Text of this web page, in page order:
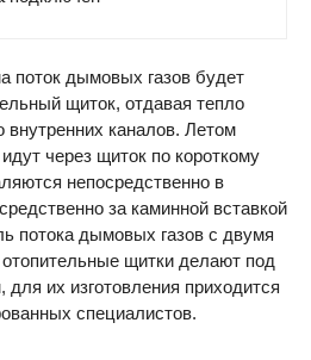
поток дымовых газов будет
щиток, отдавая тепло
внутренних каналов. Летом
через щиток по короткому
непосредственно в
за каминной вставкой
потока дымовых газов с двумя
щитки делают под
их изготовления приходится
специалистов.